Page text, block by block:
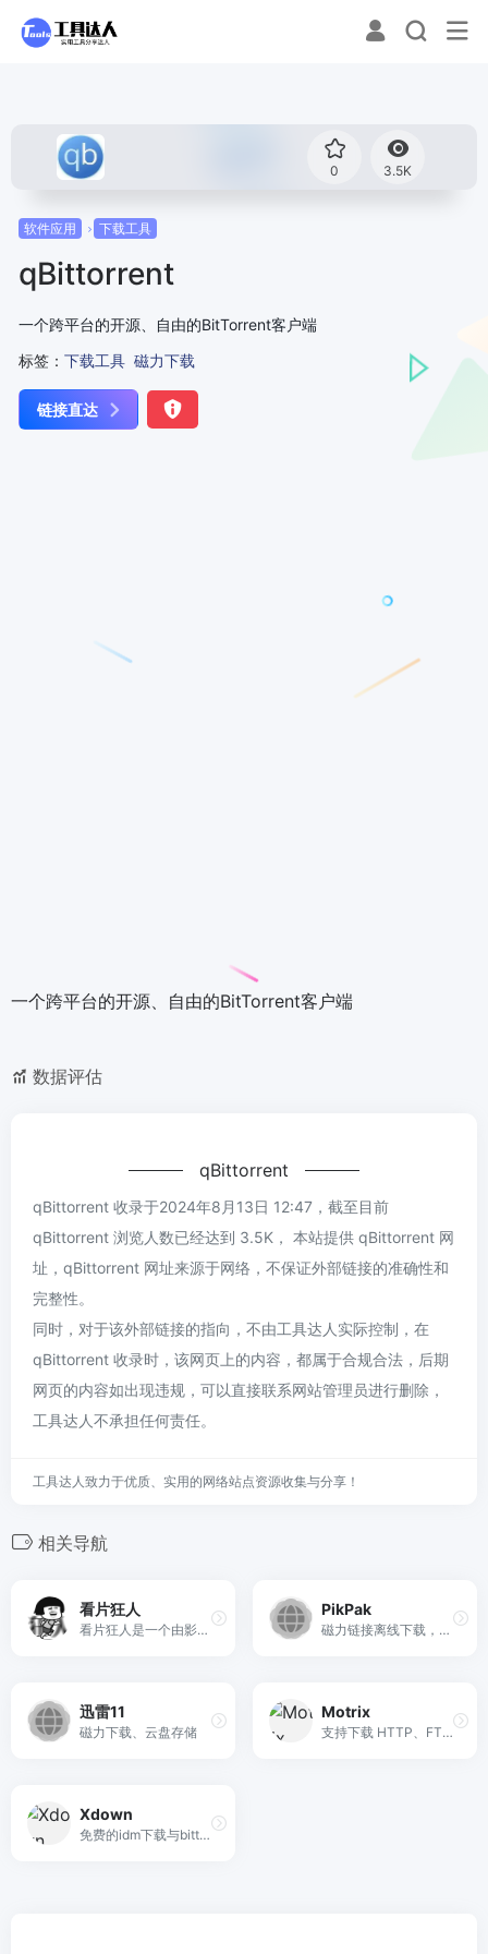
0 3.5K
软件应用 下载工具
qBittorrent
一个跨平台的开源、自由的BitTorrent客户端
标签： 下载工具 磁力下载
链接直达
一个跨平台的开源、自由的BitTorrent客户端
数据评估
qBittorrent
qBittorrent 收录于2024年8月13日 12:47，截至目前
qBittorrent 浏览人数已经达到 3.5K， 本站提供 qBittorrent 网
址，qBittorrent 网址来源于网络，不保证外部链接的准确性和
完整性。
同时，对于该外部链接的指向，不由工具达人实际控制，在
qBittorrent 收录时，该网页上的内容，都属于合规合法，后期
网页的内容如出现违规，可以直接联系网站管理员进行删除，
工具达人不承担任何责任。
工具达人致力于优质、实用的网络站点资源收集与分享！
相关导航
看片狂人
看片狂人是一个由影迷打造服...
PikPak
磁力链接离线下载，支持在线播放
迅雷11
磁力下载、云盘存储
Motrix
支持下载 HTTP、FTP、BT、磁力链接等资源
Xdown
免费的idm下载与bittorrent工具